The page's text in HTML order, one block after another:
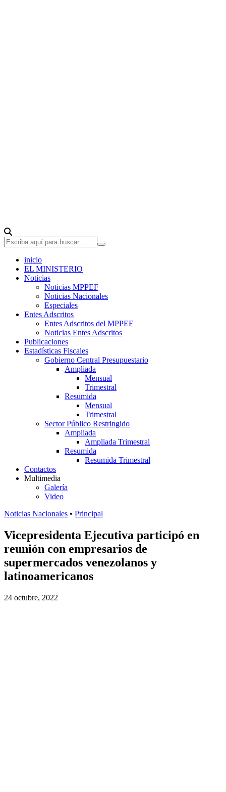
inicio
EL MINISTERIO
Noticias
Noticias MPPEF
Noticias Nacionales
Especiales
Entes Adscritos
Entes Adscritos del MPPEF
Noticias Entes Adscritos
Publicaciones
Estadísticas Fiscales
Gobierno Central Presupuestario
Ampliada
Mensual
Trimestral
Resumida
Mensual
Trimestral
Sector Público Restringido
Ampliada
Ampliada Trimestral
Resumida
Resumida Trimestral
Contactos
Multimedia
Galería
Video
Noticias Nacionales • Principal
Vicepresidenta Ejecutiva participó en
reunión con empresarios de
supermercados venezolanos y
latinoamericanos
24 octubre, 2022